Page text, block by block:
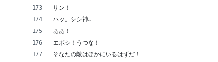
サン！
ハッ。シシ神…
ああ！
エボシ！うつな！
そなたの敵はほかにいるはずだ！